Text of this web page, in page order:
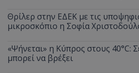
Θρίλερ στην ΕΔΕΚ με τις
μικροσκόπιο η Σοφία
«Ψήνεται» η Κύπρος στους 40°C:
μπορεί να βρέξει